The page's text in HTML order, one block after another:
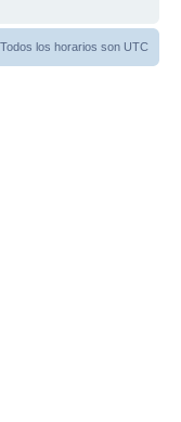
Todos los horarios son UTC